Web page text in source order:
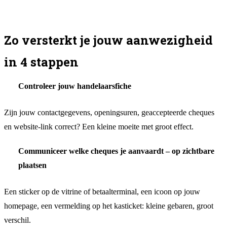
Zo versterkt je jouw aanwezigheid
in 4 stappen
Controleer jouw handelaarsfiche
Zijn jouw contactgegevens, openingsuren, geaccepteerde cheques
en website-link correct? Een kleine moeite met groot effect.
Communiceer welke cheques je aanvaardt – op zichtbare
plaatsen
Een sticker op de vitrine of betaalterminal, een icoon op jouw
homepage, een vermelding op het kasticket: kleine gebaren, groot
verschil.